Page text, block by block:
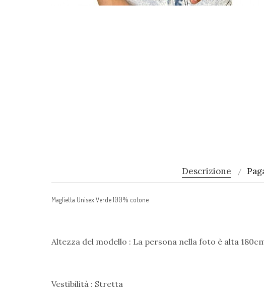
Descrizione
Maglietta Unisex Verde 100% cotone
Altezza del modello : La persona nella foto è alta
Vestibilità : Stretta